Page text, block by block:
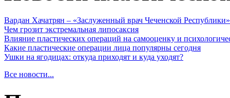
Вардан Хачатрян – «Заслуженный врач Чеченской Республики»
Чем грозит экстремальная липосаксия
Влияние пластических операций на самооценку и
Какие пластические операции лица популярны сегодня
Ушки на ягодицах: откуда приходят и куда уходят?
Все новости...